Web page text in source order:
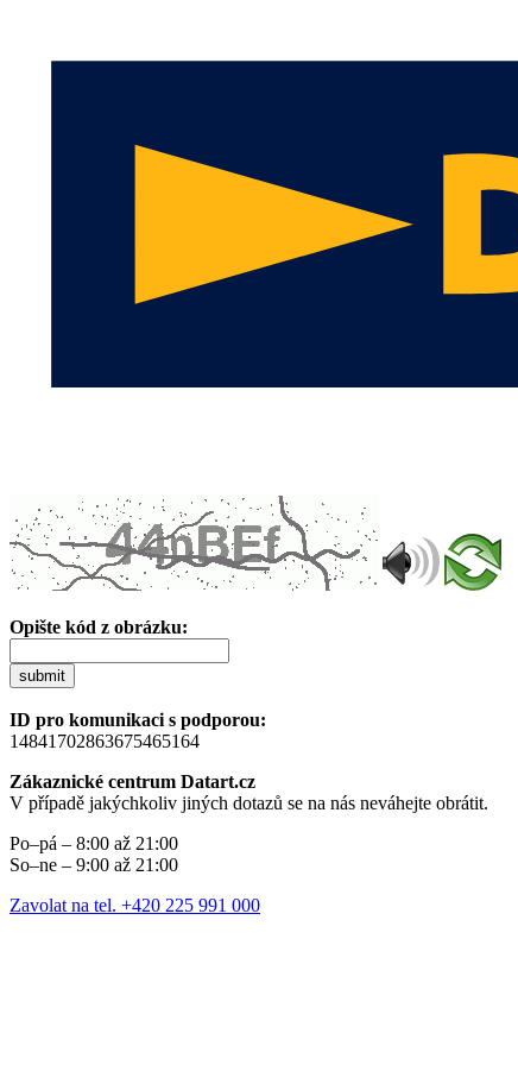
Opište kód z obrázku:
submit
ID pro komunikaci s podporou:
14841702863675465164
Zákaznické centrum Datart.cz
V případě jakýchkoliv jiných dotazů se na nás neváhejte obrátit.
Po–pá – 8:00 až 21:00
So–ne – 9:00 až 21:00
Zavolat na tel. +420 225 991 000